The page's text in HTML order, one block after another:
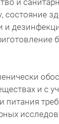
и
и
и с
питания